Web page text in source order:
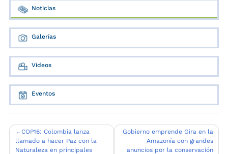
Noticias
Galerías
Videos
Eventos
Navegación
de
COP16: Colombia lanza
llamado a hacer Paz con la
Naturaleza en principales
Gobierno emprende Gira en la
Amazonía con grandes
anuncios por la conservación